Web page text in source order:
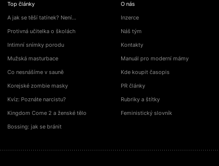
Top články
A jak se těší tatínek? Není…
Protivná učitelka o školách
Intimní snímky porodu
Mužská masturbace
Co nesnášíme v sauně
Korejské zombie masky
Kvíz: Poznáte narcistu?
Kingdom Come 2 a ženské tělo
Bossing: jak se bránit
O nás
Inzerce
Náš tým
Kontakty
Manuál pro moderní mámy
Kde koupit časopis
PR články
Rubriky a štítky
Feministický slovník